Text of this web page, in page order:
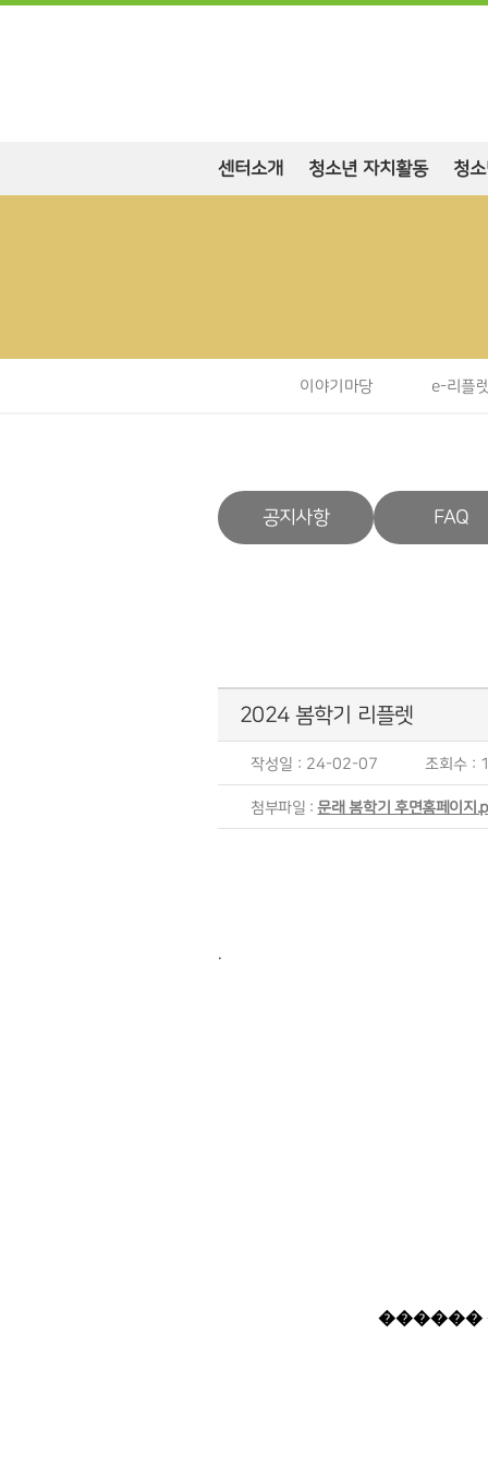
센터소개 청소년 자치활동 청
이야기마당 e-리플
공지사항 FAQ
2024 봄학기 리플렛
작성일 : 24-02-07 조회수 :
첨부파일 :문래 봄학기 후면홈페이지
.